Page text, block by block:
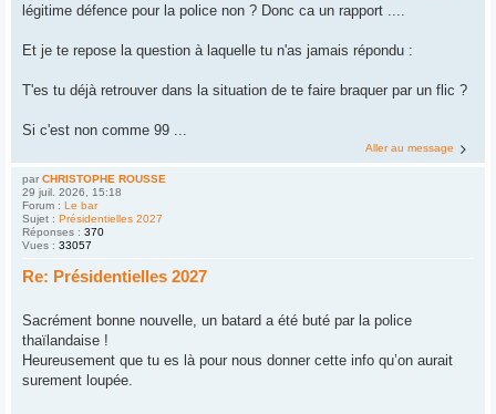
légitime défence pour la police non ? Donc ca un rapport ....
Et je te repose la question à laquelle tu n'as jamais répondu :
T'es tu déjà retrouver dans la situation de te faire braquer par un flic ?
Si c'est non comme 99 ...
Aller au message
par CHRISTOPHE ROUSSE
29 juil. 2026, 15:18
Forum : Le bar
Sujet : Présidentielles 2027
Réponses : 370
Vues : 33057
Re: Présidentielles 2027
Sacrément bonne nouvelle, un batard a été buté par la police
thaïlandaise !
Heureusement que tu es là pour nous donner cette info qu’on aurait
surement loupée.